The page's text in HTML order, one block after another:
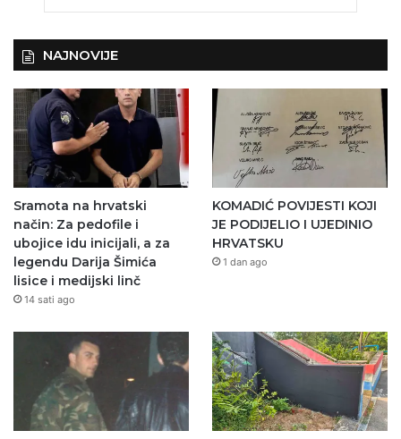
NAJNOVIJE
Sramota na hrvatski
način: Za pedofile i
ubojice idu inicijali, a za
legendu Darija Šimića
lisice i medijski linč
14 sati ago
KOMADIĆ POVIJESTI KOJI
JE PODIJELIO I UJEDINIO
HRVATSKU
1 dan ago